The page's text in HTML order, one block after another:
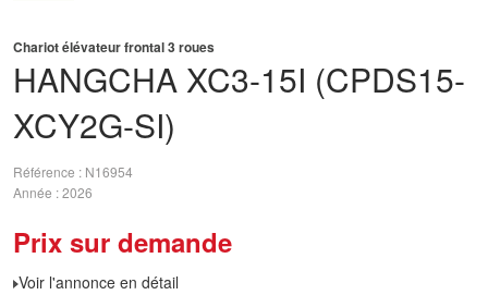
HANGCHA XC3-15I (CPDS15-
XCY2G-SI)
Chariot élévateur frontal 3 roues
Référence
N16954
Année 2026
Prix sur demande
Voir l'annonce en détail